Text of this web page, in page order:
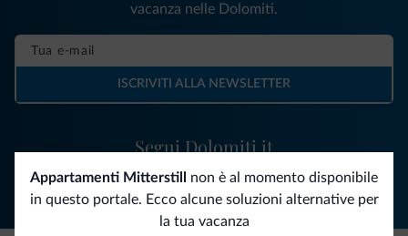
Appartamenti Mitterstill
non è al momento disponibile
in questo portale. Ecco alcune soluzioni alternative per
la tua vacanza
Segui Dolomiti.it
vacanza nelle Dolomiti.
ISCRIVITI ALLA NEWSLETTER